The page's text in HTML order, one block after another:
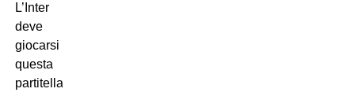
L’Inter
deve
giocarsi
questa
partitella